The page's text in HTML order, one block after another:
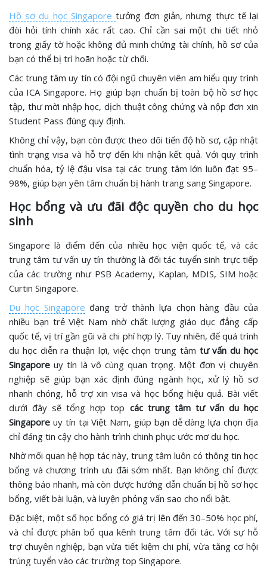
Hồ sơ du học Singapore tưởng đơn giản, nhưng thực tế lại
đòi hỏi tính chính xác rất cao. Chỉ cần sai một chi tiết nhỏ
trong giấy tờ hoặc không đủ minh chứng tài chính, hồ sơ của
bạn có thể bị trì hoãn hoặc từ chối.
Các trung tâm uy tín có đội ngũ chuyên viên am hiểu quy trình
của ICA Singapore. Họ giúp bạn chuẩn bị toàn bộ hồ sơ học
tập, thư mời nhập học, dịch thuật công chứng và nộp đơn xin
Student Pass đúng quy định.
Không chỉ vậy, bạn còn được theo dõi tiến độ hồ sơ, cập nhật
tình trạng visa và hỗ trợ đến khi nhận kết quả. Với quy trình
chuẩn hóa, tỷ lệ đậu visa tại các trung tâm lớn luôn đạt 95–
98%, giúp bạn yên tâm chuẩn bị hành trang sang Singapore.
Học bổng và ưu đãi độc quyền cho du học
sinh
Singapore là điểm đến của nhiều học viện quốc tế, và các
trung tâm tư vấn uy tín thường là đối tác tuyển sinh trực tiếp
của các trường như PSB Academy, Kaplan, MDIS, SIM hoặc
Curtin Singapore.
Du học Singapore đang trở thành lựa chọn hàng đầu của
nhiều bạn trẻ Việt Nam nhờ chất lượng giáo dục đẳng cấp
quốc tế, vị trí gần gũi và chi phí hợp lý. Tuy nhiên, để quá trình
du học diễn ra thuận lợi, việc chọn trung tâm tư vấn du học
Singapore uy tín là vô cùng quan trọng. Một đơn vị chuyên
nghiệp sẽ giúp bạn xác định đúng ngành học, xử lý hồ sơ
nhanh chóng, hỗ trợ xin visa và học bổng hiệu quả. Bài viết
dưới đây sẽ tổng hợp top các trung tâm tư vấn du học
Singapore uy tín tại Việt Nam, giúp bạn dễ dàng lựa chọn địa
chỉ đáng tin cậy cho hành trình chinh phục ước mơ du học.
Nhờ mối quan hệ hợp tác này, trung tâm luôn có thông tin học
bổng và chương trình ưu đãi sớm nhất. Bạn không chỉ được
thông báo nhanh, mà còn được hướng dẫn chuẩn bị hồ sơ học
bổng, viết bài luận, và luyện phỏng vấn sao cho nổi bật.
Đặc biệt, một số học bổng có giá trị lên đến 30–50% học phí,
và chỉ được phân bổ qua kênh trung tâm đối tác. Với sự hỗ
trợ chuyên nghiệp, bạn vừa tiết kiệm chi phí, vừa tăng cơ hội
trúng tuyển vào các trường top Singapore.